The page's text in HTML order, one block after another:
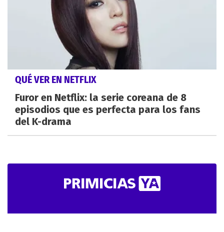
QUÉ VER EN NETFLIX
Furor en Netflix: la serie coreana de 8
episodios que es perfecta para los fans
del K-drama